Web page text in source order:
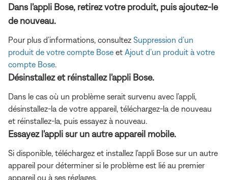
Dans l'appli Bose, retirez votre produit, puis ajoutez-le
de nouveau.
Pour plus d’informations, consultez Suppression d’un
produit de votre compte Bose et Ajout d’un produit à votre
compte Bose
Désinstallez et réinstallez l'appli Bose.
Dans le cas où un problème serait survenu avec l’appli,
désinstallez-la de votre appareil, téléchargez-la de nouveau
et réinstallez-la, puis essayez à nouveau.
Essayez l'appli sur un autre appareil mobile.
Si disponible, téléchargez et installez l'appli Bose sur un autre
appareil pour déterminer si le problème est lié au premier
appareil ou à ses réglages.